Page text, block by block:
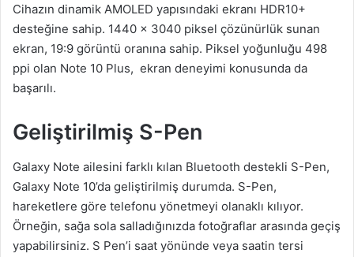
Cihazın dinamik AMOLED yapısındaki ekranı HDR10+
desteğine sahip. 1440 x 3040 piksel çözünürlük sunan
ekran, 19:9 görüntü oranına sahip. Piksel yoğunluğu 498
ppi olan Note 10 Plus, ekran deneyimi konusunda da
başarılı.
Geliştirilmiş S-Pen
Galaxy Note ailesini farklı kılan Bluetooth destekli S-Pen,
Galaxy Note 10’da geliştirilmiş durumda. S-Pen,
hareketlere göre telefonu yönetmeyi olanaklı kılıyor.
Örneğin, sağa sola salladığınızda fotoğraflar arasında geçiş
yapabilirsiniz. S Pen’i saat yönünde veya saatin tersi